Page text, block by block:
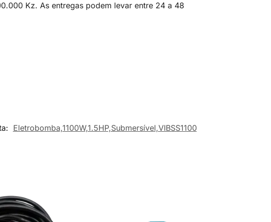
Kz. As entregas podem levar entre 24 a 48
Eletrobomba,1100W,1.5HP,Submersível,VIBSS1100